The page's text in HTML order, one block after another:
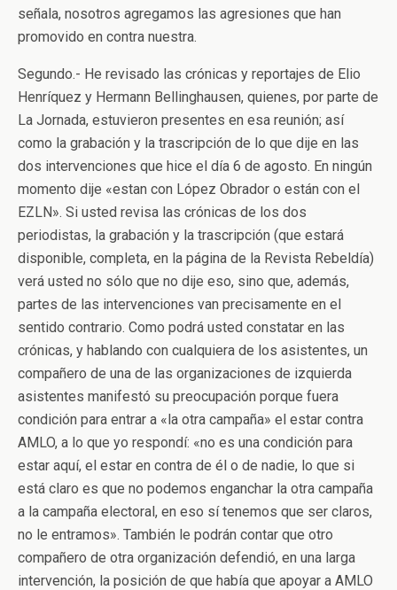
señala, nosotros agregamos las agresiones que han
promovido en contra nuestra.
Segundo.- He revisado las crónicas y reportajes de Elio
Henríquez y Hermann Bellinghausen, quienes, por parte de
La Jornada, estuvieron presentes en esa reunión; así
como la grabación y la trascripción de lo que dije en las
dos intervenciones que hice el día 6 de agosto. En ningún
momento dije «estan con López Obrador o están con el
EZLN». Si usted revisa las crónicas de los dos
periodistas, la grabación y la trascripción (que estará
disponible, completa, en la página de la Revista Rebeldía)
verá usted no sólo que no dije eso, sino que, además,
partes de las intervenciones van precisamente en el
sentido contrario. Como podrá usted constatar en las
crónicas, y hablando con cualquiera de los asistentes, un
compañero de una de las organizaciones de izquierda
asistentes manifestó su preocupación porque fuera
condición para entrar a «la otra campaña» el estar contra
AMLO, a lo que yo respondí: «no es una condición para
estar aquí, el estar en contra de él o de nadie, lo que si
está claro es que no podemos enganchar la otra campaña
a la campaña electoral, en eso sí tenemos que ser claros,
no le entramos». También le podrán contar que otro
compañero de otra organización defendió, en una larga
intervención, la posición de que había que apoyar a AMLO